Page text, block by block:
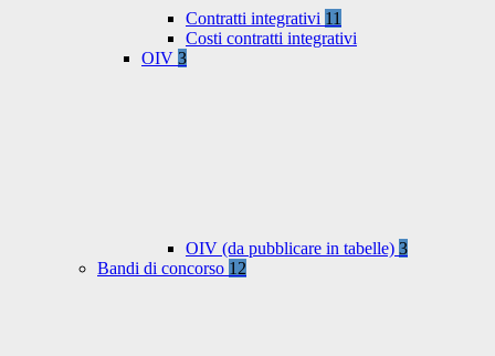
Contratti integrativi 11
Costi contratti integrativi
OIV 3
OIV (da pubblicare in tabelle) 3
Bandi di concorso 12